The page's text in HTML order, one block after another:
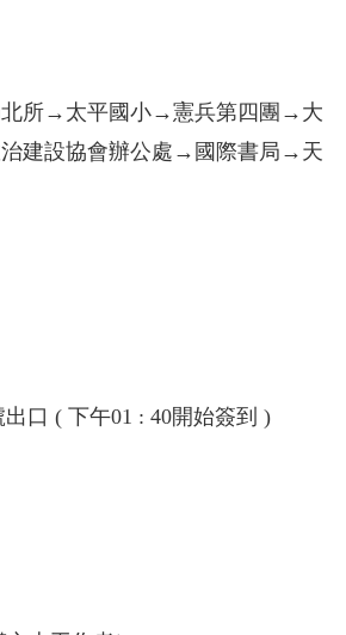
所→太平國小→憲兵第四團→大
建設協會辦公處→國際書局→天
口 ( 下午01 : 40開始簽到 )